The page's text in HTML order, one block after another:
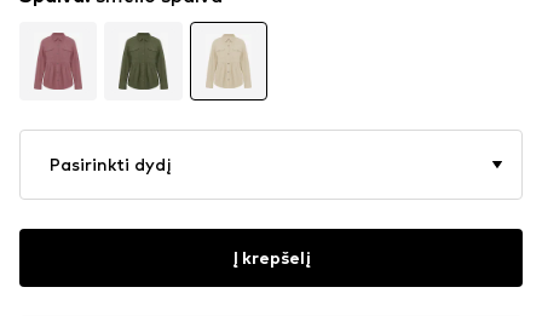
Pasirinkti dydį
Į krepšelį